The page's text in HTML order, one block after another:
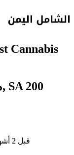
Cannabis
Ain AlBaraha, منطقة الرياض, SA 200
قبل 2 أشهر